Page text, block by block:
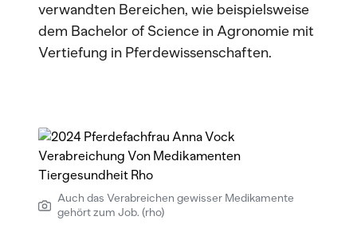
verwandten Bereichen, wie beispielsweise
dem Bachelor of Science in Agronomie mit
Vertiefung in Pferdewissenschaften.
Auch das Verabreichen gewisser Medikamente
gehört zum Job. (rho)